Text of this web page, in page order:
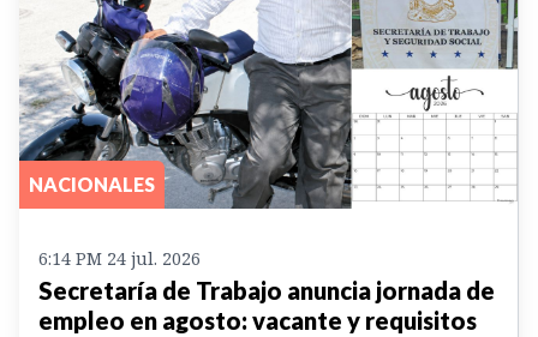
NACIONALES
6:14 PM 24 jul. 2026
Secretaría de Trabajo anuncia jornada de
empleo en agosto: vacante y requisitos